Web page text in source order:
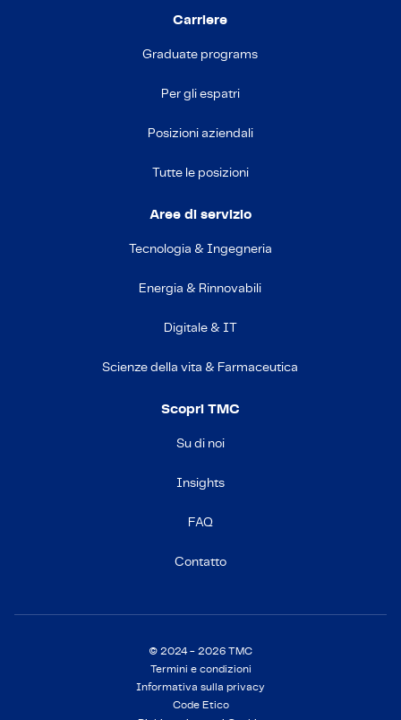
Carriere
Graduate programs
Per gli espatri
Posizioni aziendali
Tutte le posizioni
Aree di servizio
Tecnologia & Ingegneria
Energia & Rinnovabili
Digitale & IT
Scienze della vita & Farmaceutica
Scopri TMC
Su di noi
Insights
FAQ
Contatto
© 2024 - 2026 TMC
Termini e condizioni
Informativa sulla privacy
Code Etico